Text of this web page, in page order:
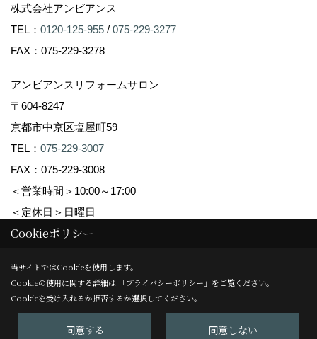
株式会社アンビアンス
TEL： 0120-125-955 / 075-229-3277
FAX：075-229-3278
アンビアンスリフォームサロン
〒604-8247
京都市中京区塩屋町59
TEL： 075-229-3007
FAX：075-229-3008
＜営業時間＞10:00～17:00
＜定休日＞日曜日
Copyright (c) Ambiance Co.,Ltd. All Rights Reserved.
Produced byゴデスクリエイト
Cookieポリシー
当サイトではCookieを使用します。
Cookieの使用に関する詳細は 「プライバシーポリシー 」をご覧ください。
Cookieを受け入れるか拒否するか選択してください。
同意する 同意しない